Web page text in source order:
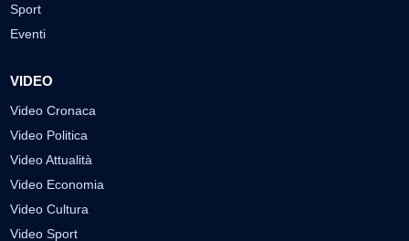
Sport
Eventi
VIDEO
Video Cronaca
Video Politica
Video Attualità
Video Economia
Video Cultura
Video Sport